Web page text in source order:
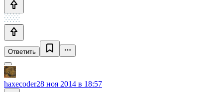
Ответить
haxecoder28 ноя 2014 в 18:57